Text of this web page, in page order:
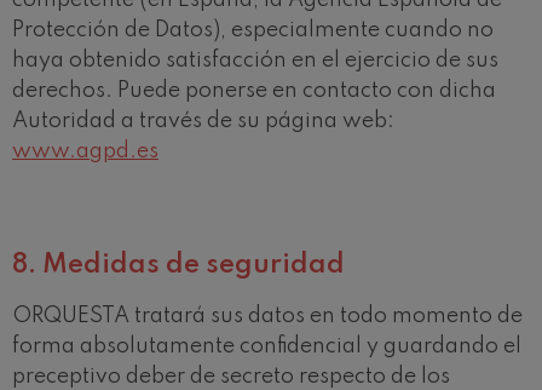
Protección de Datos), especialmente cuando no
haya obtenido satisfacción en el ejercicio de sus
derechos. Puede ponerse en contacto con dicha
Autoridad a través de su página web:
www.agpd.es
8. Medidas de seguridad
ORQUESTA tratará sus datos en todo momento de
forma absolutamente confidencial y guardando el
preceptivo deber de secreto respecto de los